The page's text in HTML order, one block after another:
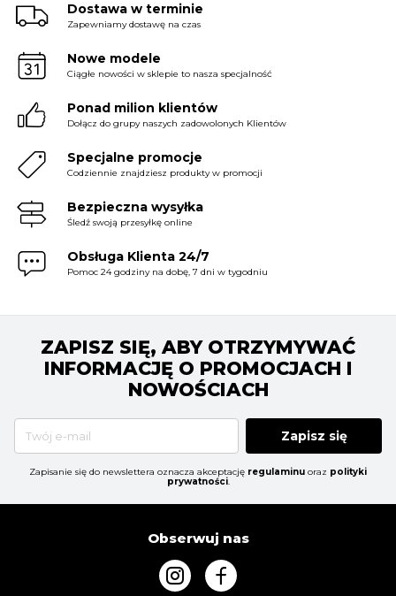
Dostawa w terminie
Zapewniamy dostawę na czas
Nowe modele
Ciągłe nowości w sklepie to nasza specjalność
Ponad milion klientów
Dołącz do grupy naszych zadowolonych Klientów
Specjalne promocje
Codziennie znajdziesz produkty w promocji
Bezpieczna wysyłka
Śledź swoją przesyłkę online
Obsługa Klienta 24/7
Pomoc 24 godziny na dobę, 7 dni w tygodniu
ZAPISZ SIĘ, ABY OTRZYMYWAĆ
INFORMACJĘ O PROMOCJACH I
NOWOŚCIACH
Zapisz się
Zapisanie się do newslettera oznacza akceptację regulaminu oraz polityki
prywatności.
Obserwuj nas